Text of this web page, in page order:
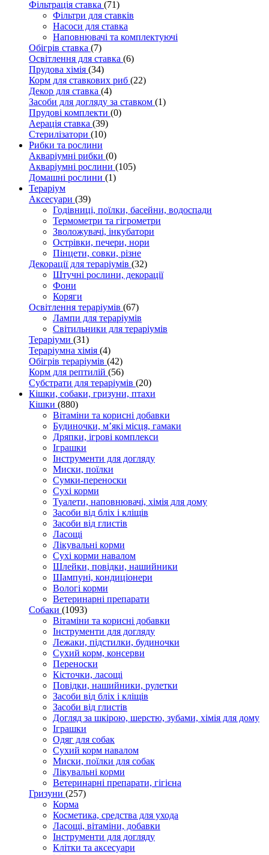
Фільтрація ставка (71)
Фільтри для ставків
Насоси для ставка
Наповнювачі та комплектуючі
Обігрів ставка (7)
Освітлення для ставка (6)
Прудова хімія (34)
Корм для ставкових риб (22)
Декор для ставка (4)
Засоби для догляду за ставком (1)
Прудові комплекти (0)
Аерація ставка (39)
Стерилізатори (10)
Рибки та рослини
Акваріумні рибки (0)
Акваріумні рослини (105)
Домашні рослини (1)
Тераріум
Аксесуари (39)
Годівниці, поїлки, басейни, водоспади
Термометри та гігрометри
Зволожувачі, інкубатори
Острівки, печери, нори
Пінцети, совки, різне
Декорації для тераріумів (32)
Штучні рослини, декорації
Фони
Коряги
Освітлення тераріумів (67)
Лампи для тераріумів
Світильники для тераріумів
Тераріуми (31)
Тераріумна хімія (4)
Обігрів тераріумів (42)
Корм для рептилій (56)
Субстрати для тераріумів (20)
Кішки, собаки, гризуни, птахи
Кішки (880)
Вітаміни та корисні добавки
Будиночки, м’які місця, гамаки
Дряпки, ігрові комплекси
Іграшки
Інструменти для догляду
Миски, поїлки
Сумки-переноски
Сухі корми
Туалети, наповнювачі, хімія для дому
Засоби від бліх і кліщів
Засоби від глистів
Ласощі
Лікувальні корми
Сухі корми навалом
Шлейки, повідки, нашийники
Шампуні, кондиціонери
Вологі корми
Ветеринарні препарати
Собаки (1093)
Вітаміни та корисні добавки
Інструменти для догляду
Лежаки, підстилки, будиночки
Сухий корм, консерви
Переноски
Кісточки, ласощі
Повідки, нашийники, рулетки
Засоби від бліх і кліщів
Засоби від глистів
Догляд за шкірою, шерстю, зубами, хімія для дому
Іграшки
Одяг для собак
Сухий корм навалом
Миски, поїлки для собак
Лікувальні корми
Ветеринарні препарати, гігієна
Гризуни (257)
Корма
Косметика, средства для ухода
Ласощі, вітаміни, добавки
Інструменти для догляду
Клітки та аксесуари